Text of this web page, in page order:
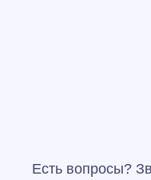
Есть вопросы?